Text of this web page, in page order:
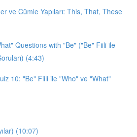
ve Cümle Yapıları: This, That, These
Questions with "Be" ("Be" Fiili ile
(4:43)
10: "Be" Fiili ile "Who" ve "What"
(10:07)